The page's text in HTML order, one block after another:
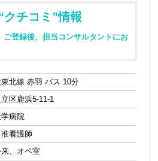
クチコミ”情報
ご登録後、担当コンサルタントにお
東北線 赤羽 バス 10分
区鹿浜5-11-1
病院
看護師
、オペ室